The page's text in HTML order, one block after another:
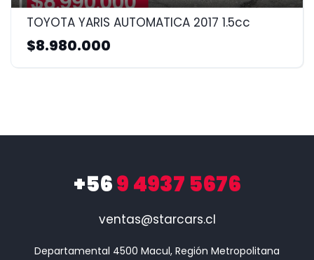
TOYOTA YARIS AUTOMATICA 2017 1.5cc
$8.980.000
+569 4937 5676
ventas@starcars.cl